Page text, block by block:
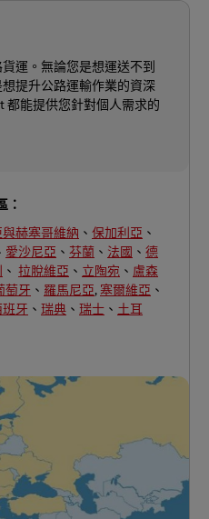
運。無論您是想運送不到
提升公路運輸作業的資深
都能提供您針對個人需求的
：
赫塞哥維納 、 保加利亞 、
愛沙尼亞 、 芬蘭 、 法國 、 德
、 拉脫維亞 、 立陶宛 、 盧森
萄牙 、 羅馬尼亞, 塞爾維亞 、
牙 、 瑞典 、 瑞士 、 土耳